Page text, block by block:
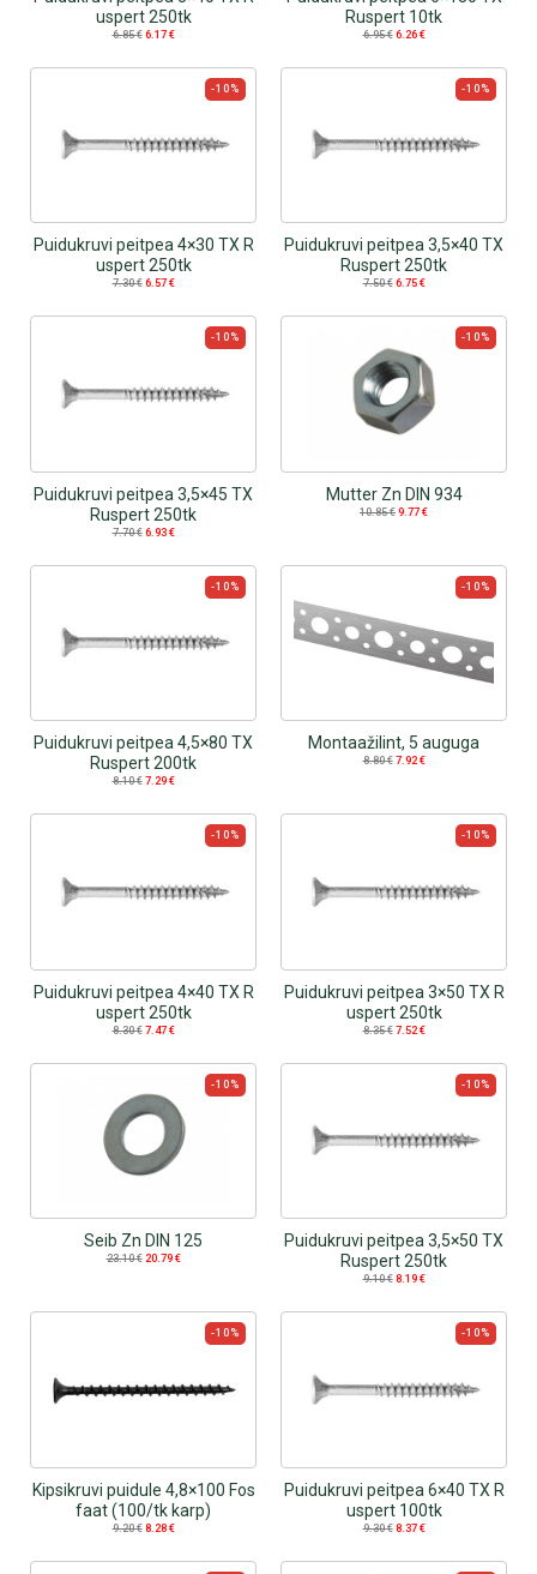
uspert 250tk
6.85€ 6.17 €
Ruspert 10tk
6.95€ 6.26 €
-10%
Puidukruvi peitpea 4×30 TX R
uspert 250tk
7.30€ 6.57 €
-10%
Puidukruvi peitpea 3,5×40 TX
Ruspert 250tk
7.50€ 6.75 €
-10%
Puidukruvi peitpea 3,5×45 TX
Ruspert 250tk
7.70€ 6.93 €
-10%
Mutter Zn DIN 934
10.85€ 9.77 €
-10%
Puidukruvi peitpea 4,5×80 TX
Ruspert 200tk
8.10€ 7.29 €
-10%
Montaažilint, 5 auguga
8.80€ 7.92€
-10%
Puidukruvi peitpea 4×40 TX R
uspert 250tk
8.30€ 7.47 €
-10%
Puidukruvi peitpea 3×50 TX R
uspert 250tk
8.35€ 7.52 €
-10%
Seib Zn DIN 125
23.10€ 20.79 €
-10%
Puidukruvi peitpea 3,5×50 TX
Ruspert 250tk
9.10€ 8.19 €
-10%
Kipsikruvi puidule 4,8×100 Fos
faat (100/tk karp)
9.20€ 8.28 €
-10%
Puidukruvi peitpea 6×40 TX R
uspert 100tk
9.30€ 8.37 €